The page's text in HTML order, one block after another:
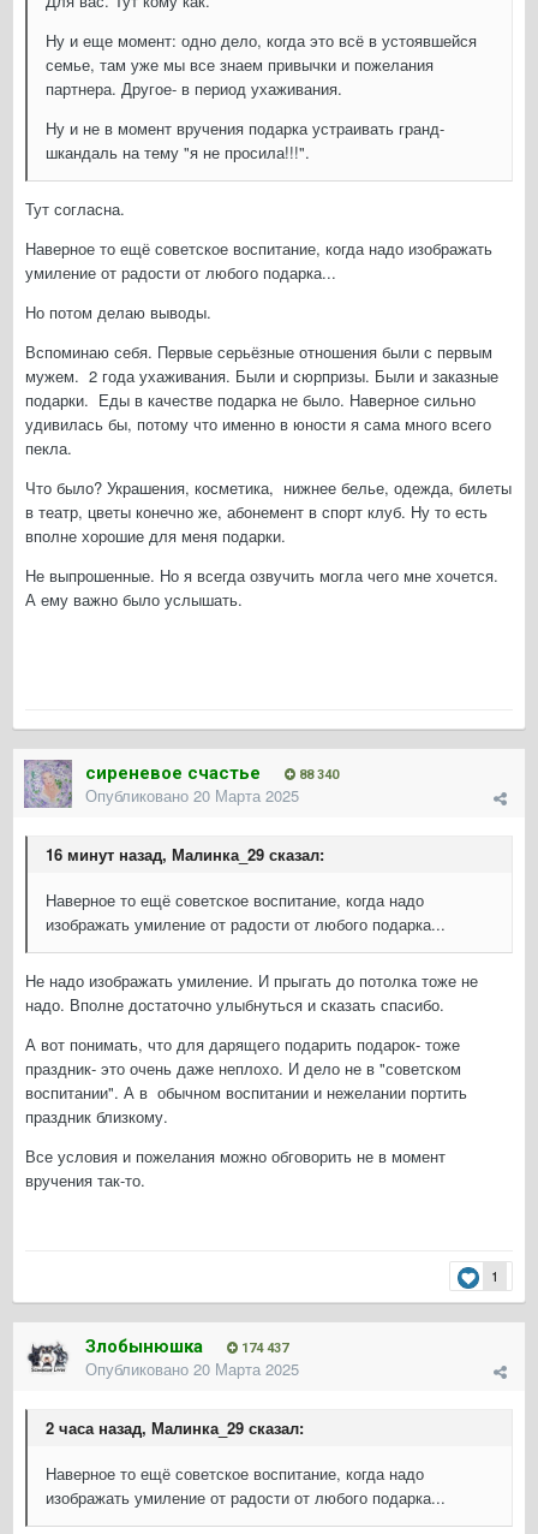
Ну и еще момент: одно дело, когда это всё в устоявшейся
семье, там уже мы все знаем привычки и пожелания
партнера. Другое- в период ухаживания.
Ну и не в момент вручения подарка устраивать гранд-
шкандаль на тему "я не просила!!!".
Тут согласна.
Наверное то ещё советское воспитание, когда надо изображать
умиление от радости от любого подарка...
Но потом делаю выводы.
Вспоминаю себя. Первые серьёзные отношения были с первым
мужем. 2 года ухаживания. Были и сюрпризы. Были и заказные
подарки. Еды в качестве подарка не было. Наверное сильно
удивилась бы, потому что именно в юности я сама много всего
пекла.
Что было? Украшения, косметика, нижнее белье, одежда, билеты
в театр, цветы конечно же, абонемент в спорт клуб. Ну то есть
вполне хорошие для меня подарки.
Не выпрошенные. Но я всегда озвучить могла чего мне хочется.
А ему важно было услышать.
сиреневое счастье 88 340
Опубликовано 20 Марта 2025
16 минут назад, Малинка_29 сказал:
Наверное то ещё советское воспитание, когда надо
изображать умиление от радости от любого подарка...
Не надо изображать умиление. И прыгать до потолка тоже не
надо. Вполне достаточно улыбнуться и сказать спасибо.
А вот понимать, что для дарящего подарить подарок- тоже
праздник- это очень даже неплохо. И дело не в "советском
воспитании". А в обычном воспитании и нежелании портить
праздник близкому.
Все условия и пожелания можно обговорить не в момент
вручения так-то.
1
Злобынюшка 174 437
Опубликовано 20 Марта 2025
2 часа назад, Малинка_29 сказал:
Наверное то ещё советское воспитание, когда надо
изображать умиление от радости от любого подарка...